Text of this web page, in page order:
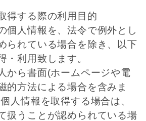
得する際の利用目的
個人情報を、法令で例外とし
られている場合を除き、以下
・利用致します。
から書面(ホームページや電
的方法による場合を含みま
人情報を取得する場合は、
扱うことが認められている場